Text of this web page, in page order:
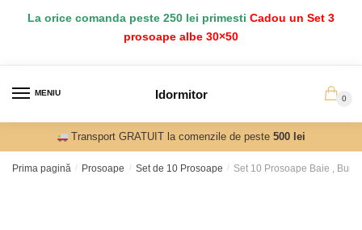
La orice comanda peste 250 lei primesti Cadou un Set 3
prosoape albe 30×50
MENIU Idormitor 0
Transport GRATUIT la comenzile de peste500 lei
Prima pagină / Prosoape / Set de 10 Prosoape / Set 10 Prosoape Baie ,